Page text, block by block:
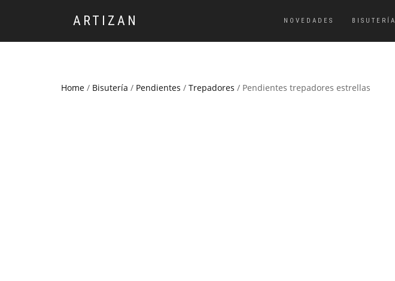
ARTIZAN NOVEDADES BISUTERÍA
Home / Bisutería / Pendientes / Trepadores / Pendientes trepadores estrellas